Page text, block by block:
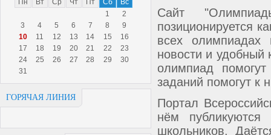
Пн
Вт Ср Чт Пт Сб
Вс
1
2
3
4 5 6 7 8
9
10
11 12 13 14 15
16
17
18 19 20 21 22
23
24
25 26 27 28 29
30
31
ГОРЯЧАЯ ЛИНИЯ
Сайт
позиционируется
всех олимпиадах
новости и удобный
олимпиад
заданий помогут к
Портал
нём публикуются
школьников.